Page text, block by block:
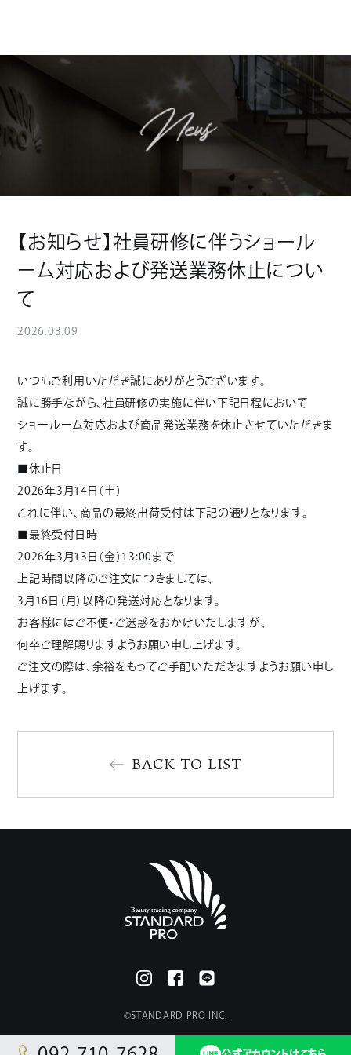
News
【お知らせ】社員研修に伴うショール
ーム対応および発送業務休止につい
て
2026.03.09
いつもご利用いただき誠にありがとうございます。
誠に勝手ながら、社員研修の実施に伴い下記日程において
ショールーム対応および商品発送業務を休止させていただきま
す。
■休止日
2026年3月14日（土）
これに伴い、商品の最終出荷受付は下記の通りとなります。
■最終受付日時
2026年3月13日（金）13:00まで
上記時間以降のご注文につきましては、
3月16日（月）以降の発送対応となります。
お客様にはご不便・ご迷惑をおかけいたしますが、
何卒ご理解賜りますようお願い申し上げます。
ご注文の際は、余裕をもってご手配いただきますようお願い申し
上げます。
BACK TO LIST
©︎STANDARD PRO INC.